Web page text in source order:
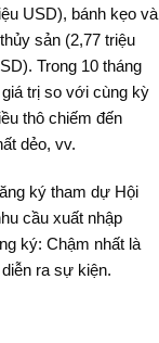
USD), bánh kẹo và
sản (2,77 triệu
Trong 10 tháng
trị so với cùng kỳ
thô chiếm đến
dẻo, vv.
ký tham dự Hội
cầu xuất nhập
ký: Chậm nhất là
ra sự kiện.